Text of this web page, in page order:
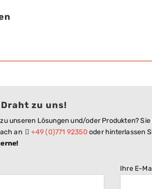
zu uns!
unseren Lösungen und/oder Produkten?
an
+49 (0)771 92350 oder hinterlassen
Ihre E-